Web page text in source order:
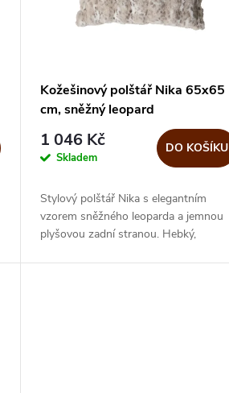
Kožešinový polštář Nika 65x65
cm, sněžný leopard
1 046 Kč
Skladem
DO KOŠÍKU
Stylový polštář Nika s elegantním
vzorem sněžného leoparda a jemnou
plyšovou zadní stranou. Hebký,